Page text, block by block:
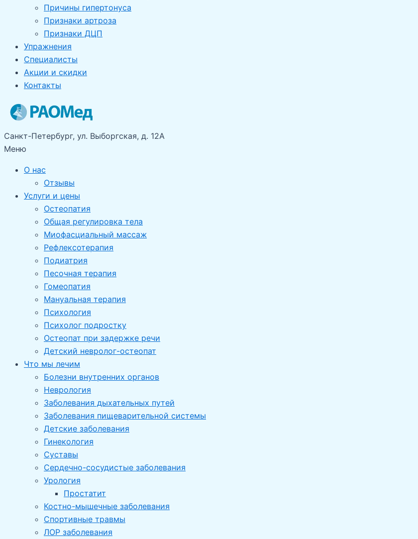
Причины гипертонуса
Признаки артроза
Признаки ДЦП
Упражнения
Специалисты
Акции и скидки
Контакты
Санкт-Петербург, ул. Выборгская, д. 12А
Меню
О нас
Отзывы
Услуги и цены
Остеопатия
Общая регулировка тела
Миофасциальный массаж
Рефлексотерапия
Подиатрия
Песочная терапия
Гомеопатия
Мануальная терапия
Психология
Психолог подростку
Остеопат при задержке речи
Детский невролог-остеопат
Что мы лечим
Болезни внутренних органов
Неврология
Заболевания дыхательных путей
Заболевания пищеварительной системы
Детские заболевания
Гинекология
Суставы
Сердечно-сосудистые заболевания
Урология
Простатит
Костно-мышечные заболевания
Спортивные травмы
ЛОР заболевания